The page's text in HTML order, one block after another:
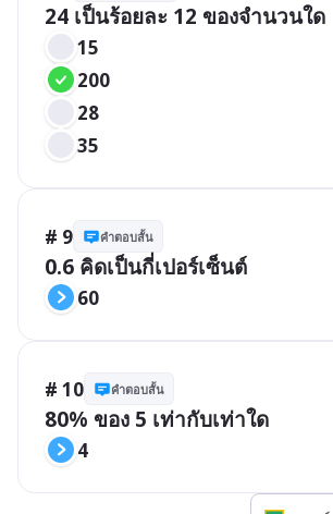
24 เป็นร้อยละ 12 ของจำนวนใด
15
200
28
35
# 9 คำตอบสั้น
0.6 คิดเป็นกี่เปอร์เซ็นต์
60
# 10 คำตอบสั้น
80% ของ 5 เท่ากับเท่าใด
4